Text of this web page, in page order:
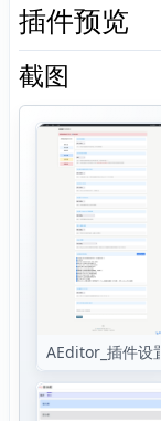
插件预览
截图
AAEditor_插件设置